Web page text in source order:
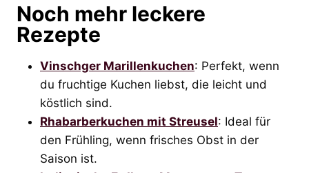
Noch mehr leckere
Rezepte
Vinschger Marillenkuchen: Perfekt, wenn
du fruchtige Kuchen liebst, die leicht und
köstlich sind.
Rhabarberkuchen mit Streusel: Ideal für
den Frühling, wenn frisches Obst in der
Saison ist.